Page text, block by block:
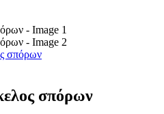
σπόρων
σπόρων